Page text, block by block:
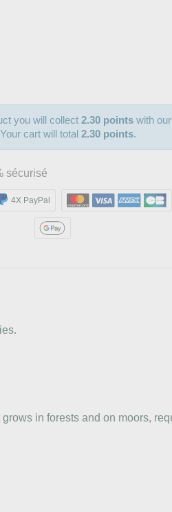
you will collect2.30 points with our
cart will total2.30 points.
sécurisé
4X PayPal
in forests and on moors,